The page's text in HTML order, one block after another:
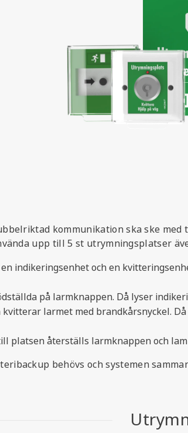
kommunikation ska ske
upp till 5 st utrymningsplatser
indikeringsenhet och en
på larmknappen. Då lyser
larmet med brandkårsnyckel.
platsen återställs larmknappen och
behövs och systemen